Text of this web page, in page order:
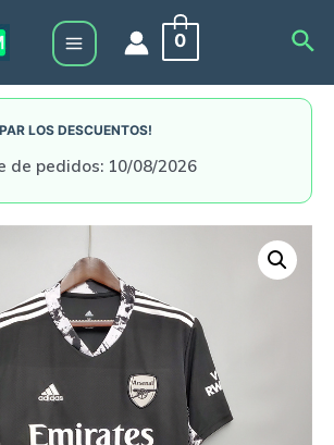
Main
Menu
0
LOS DESCUENTOS!
de pedidos: 10/08/2026